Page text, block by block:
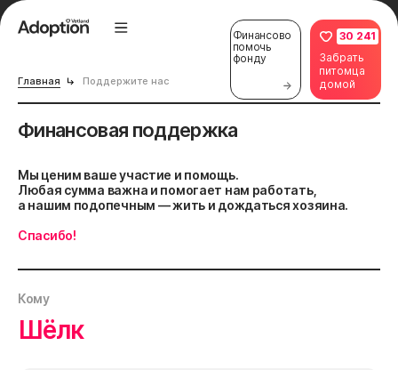
Финансово
помочь
фонду
30 241
Забрать
питомца
домой
Главная Поддержите нас
Финансовая поддержка
Мы ценим ваше участие и помощь.
Любая сумма важна и помогает нам работать,
а нашим подопечным — жить и дождаться хозяина.
Спасибо!
Кому
Шёлк